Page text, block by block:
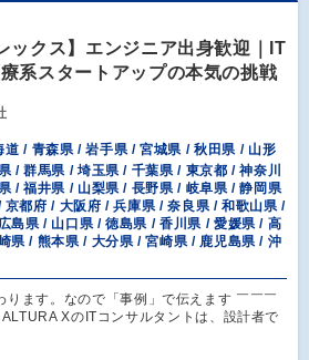
ックス】エンジニア出身歓迎｜IT
系スタートアップの本気の挑戦
道 / 青森県 / 岩手県 / 宮城県 / 秋田県 / 山形
/ 群馬県 / 埼玉県 / 千葉県 / 東京都 / 神奈川
/ 福井県 / 山梨県 / 長野県 / 岐阜県 / 静岡県
都府 / 大阪府 / 兵庫県 / 奈良県 / 和歌山県 /
島県 / 山口県 / 徳島県 / 香川県 / 愛媛県 / 高
県 / 熊本県 / 大分県 / 宮崎県 / 鹿児島県 / 沖
ります。なので「事例」で伝えます ￣￣￣
XのITコンサルタントは、設計者で